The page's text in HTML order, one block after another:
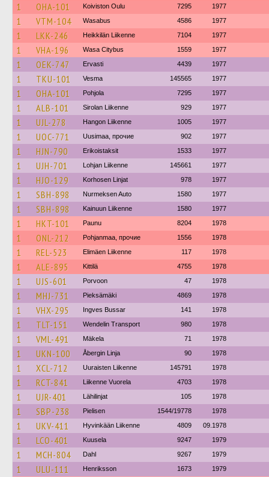
1 OHA-101 Koiviston Oulu 7295 1977
1 VTM-104 Wasabus 4586 1977
1 LKK-246 Heikkilän Liikenne 7104 1977
1 VHA-196 Wasa Citybus 1559 1977
1 OEK-747 Ervasti 4439 1977
1 TKU-101 Vesma 145565 1977
1 OHA-101 Pohjola 7295 1977
1 ALB-101 Sirolan Liikenne 929 1977
1 UJL-278 Hangon Liikenne 1005 1977
1 UOC-771 Uusimaa, прочие 902 1977
1 HJN-790 Erikoistaksit 1533 1977
1 UJH-701 Lohjan Liikenne 145661 1977
1 HJO-129 Korhosen Linjat 978 1977
1 SBH-898 Nurmeksen Auto 1580 1977
1 SBH-898 Kainuun Liikenne 1580 1977
1 HKT-101 Paunu 8204 1978
1 ONL-212 Pohjanmaa, прочие 1556 1978
1 REL-523 Elimäen Liikenne 117 1978
1 ALE-895 Kittilä 4755 1978
1 UJS-601 Porvoon 47 1978
1 MHJ-731 Pieksämäki 4869 1978
1 VHX-295 Ingves Bussar 141 1978
1 TLT-151 Wendelin Transport 980 1978
1 VML-491 Mäkela 71 1978
1 UKN-100 Åbergin Linja 90 1978
1 XCL-712 Uuraisten Liikenne 145791 1978
1 RCT-841 Liikenne Vuorela 4703 1978
1 UJR-401 Lähilinjat 105 1978
1 SBP-238 Pielisen 1544/19778 1978
1 UKV-411 Hyvinkään Liikenne 4809 09.1978
1 LCO-401 Kuusela 9247 1979
1 MCH-804 Dahl 9267 1979
1 ULU-111 Henriksson 1673 1979